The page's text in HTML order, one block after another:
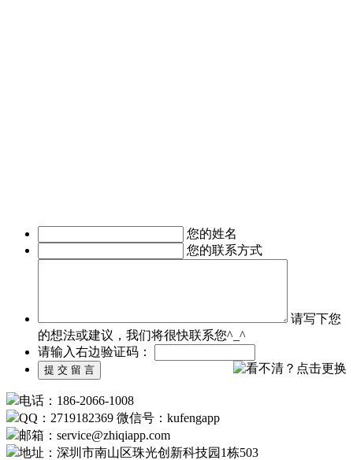
您的姓名
您的联系方式
请写下您
的想法或建议，我们将很快联系您^_^
请输入右边验证码：
电话：186-2066-1008
QQ：2719182369 微信号：kufengapp
邮箱：service@zhiqiapp.com
地址：深圳市南山区珠光创新科技园1栋503